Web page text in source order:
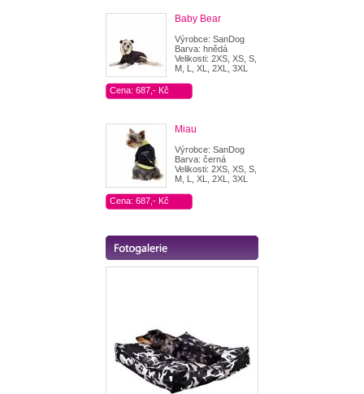
Baby Bear
Výrobce: SanDog
Barva: hnědá
Velikosti: 2XS, XS, S,
M, L, XL, 2XL, 3XL
Cena: 687,- Kč
Miau
Výrobce: SanDog
Barva: černá
Velikosti: 2XS, XS, S,
M, L, XL, 2XL, 3XL
Cena: 687,- Kč